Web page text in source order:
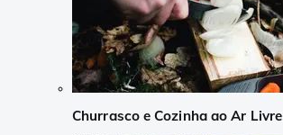
Churrasco e Cozinha ao Ar Livre